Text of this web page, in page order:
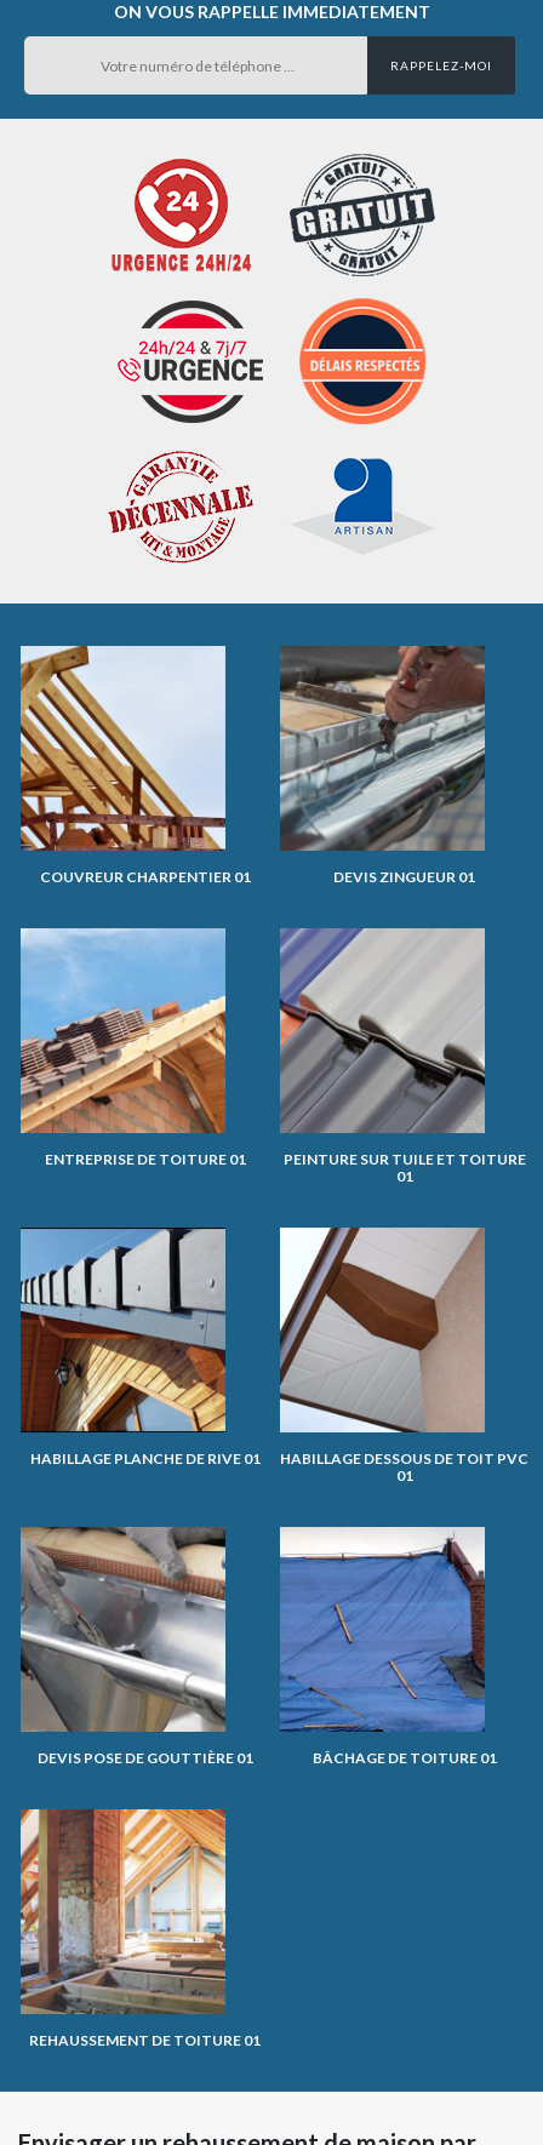
ON VOUS RAPPELLE IMMEDIATEMENT
COUVREUR CHARPENTIER 01 DEVIS ZINGUEUR 01
ENTREPRISE DE TOITURE 01
PEINTURE SUR TUILE ET TOITURE
01
HABILLAGE PLANCHE DE RIVE 01
HABILLAGE DESSOUS DE TOIT PVC
01
DEVIS POSE DE GOUTTIÈRE 01 BÂCHAGE DE TOITURE 01
REHAUSSEMENT DE TOITURE 01